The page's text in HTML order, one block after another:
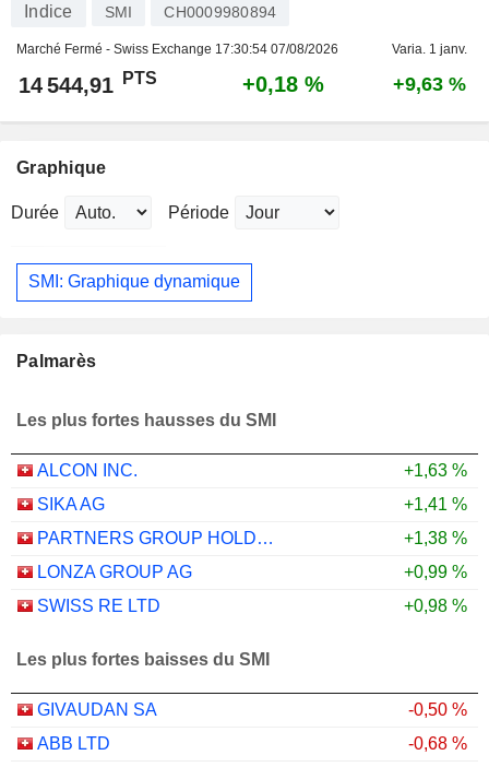
Indice SMI CH0009980894
Marché Fermé - Swiss Exchange 17:30:54 07/08/2026 Varia. 1 janv.
14 544,91 PTS +0,18 % +9,63 %
Graphique
Durée Période
SMI: Graphique dynamique
Palmarès
Les plus fortes hausses du SMI
ALCON INC.
+1,63 %
SIKA AG
+1,41 %
PARTNERS GROUP HOLDING AG
+1,38 %
LONZA GROUP AG
+0,99 %
SWISS RE LTD
+0,98 %
Les plus fortes baisses du SMI
GIVAUDAN SA
-0,50 %
ABB LTD
-0,68 %